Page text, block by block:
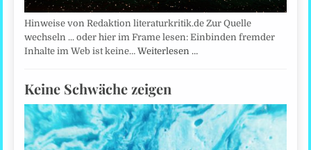
Hinweise von Redaktion literaturkritik.de Zur Quelle
wechseln ... oder hier im Frame lesen: Einbinden fremder
Inhalte im Web ist keine…Weiterlesen …
Keine Schwäche zeigen